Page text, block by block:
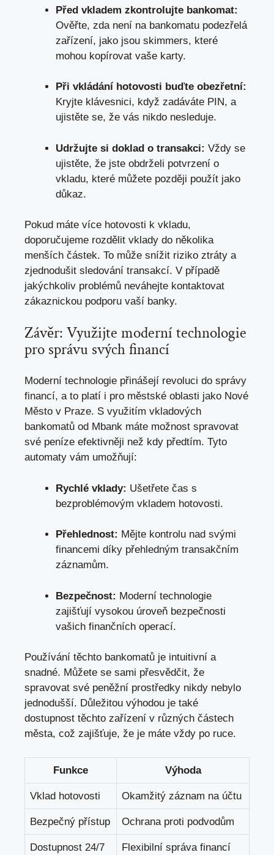
Před vkladem zkontrolujte bankomat:
Ověřte, zda není na bankomatu podezřelá
zařízení, jako jsou skimmers, které
mohou kopírovat vaše karty.
Při vkládání hotovosti buďte obezřetní:
Kryjte klávesnici, když zadáváte PIN, a
ujistěte se, že vás nikdo nesleduje.
Udržujte si doklad o transakci: Vždy se
ujistěte, že jste obdrželi potvrzení o
vkladu, které můžete později použít jako
důkaz.
Pokud máte více hotovosti k vkladu,
doporučujeme rozdělit vklady do několika
menších částek. To může snížit riziko ztráty a
zjednodušit sledování transakcí. V případě
jakýchkoliv problémů neváhejte kontaktovat
zákaznickou podporu vaší banky.
Závěr: Využijte moderní technologie
pro správu svých financí
Moderní technologie přinášejí revoluci do správy
financí, a to platí i pro městské oblasti jako Nové
Město v Praze. S využitím vkladových
bankomatů od Mbank máte možnost spravovat
své peníze efektivněji než kdy předtím. Tyto
automaty vám umožňují:
Rychlé vklady: Ušetřete čas s
bezproblémovým vkladem hotovosti.
Přehlednost: Mějte kontrolu nad svými
financemi díky přehledným transakčním
záznamům.
Bezpečnost: Moderní technologie
zajišťují vysokou úroveň bezpečnosti
vašich finančních operací.
Používání těchto bankomatů je intuitivní a
snadné. Můžete se sami přesvědčit, že
spravovat své peněžní prostředky nikdy nebylo
jednodušší. Důležitou výhodou je také
dostupnost těchto zařízení v různých částech
města, což zajišťuje, že je máte vždy po ruce.
Funkce Výhoda
Vklad hotovosti Okamžitý záznam na účtu
Bezpečný přístup Ochrana proti podvodům
Dostupnost 24/7 Flexibilní správa financí